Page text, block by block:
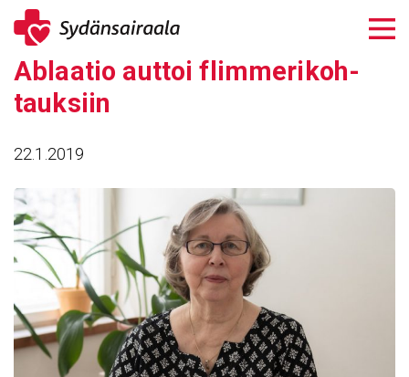
Siirry
sisältöön
Ablaatio auttoi flim­me­ri­koh­
tauk­siin
22.1.2019